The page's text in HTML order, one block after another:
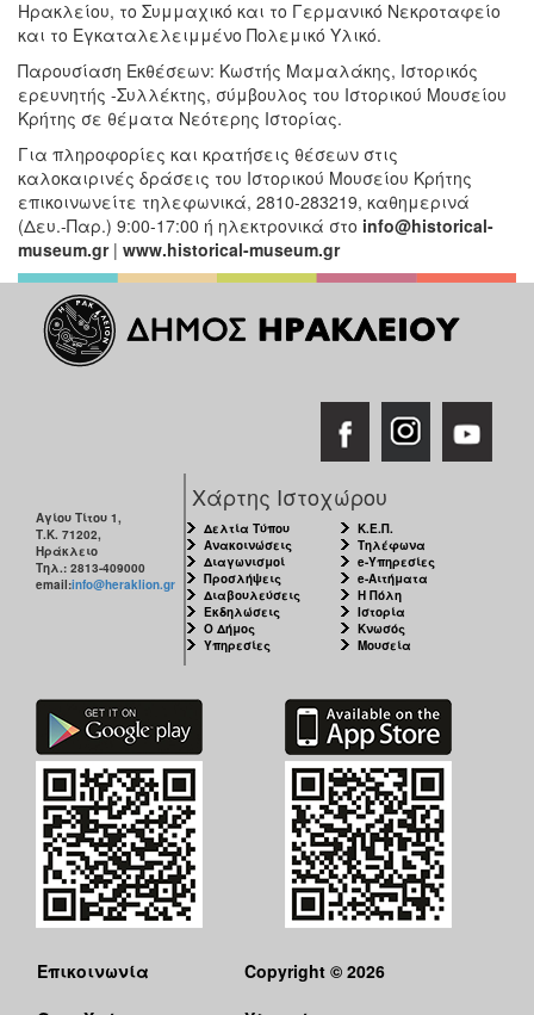
Ηρακλείου, το Συμμαχικό και το Γερμανικό Νεκροταφείο
και το Εγκαταλελειμμένο Πολεμικό Υλικό.
Παρουσίαση Εκθέσεων: Κωστής Μαμαλάκης, Ιστορικός
ερευνητής -Συλλέκτης, σύμβουλος του Ιστορικού Μουσείου
Κρήτης σε θέματα Νεότερης Ιστορίας.
Για πληροφορίες και κρατήσεις θέσεων στις
καλοκαιρινές δράσεις του Ιστορικού Μουσείου Κρήτης
επικοινωνείτε τηλεφωνικά, 2810-283219, καθημερινά
(Δευ.-Παρ.) 9:00-17:00 ή ηλεκτρονικά στο info@historical-
museum.gr| www.historical-museum.gr
Αγίου Τίτου 1,
Τ.Κ. 71202,
Ηράκλειο
Τηλ.: 2813-409000
email:info@heraklion.gr
Χάρτης Ιστοχώρου
Δελτία Τύπου
Ανακοινώσεις
Διαγωνισμοί
Προσλήψεις
Διαβουλεύσεις
Εκδηλώσεις
Ο Δήμος
Υπηρεσίες
Κ.Ε.Π.
Τηλέφωνα
e-Υπηρεσίες
e-Αιτήματα
Η Πόλη
Ιστορία
Κνωσός
Μουσεία
Επικοινωνία
Copyright © 2026